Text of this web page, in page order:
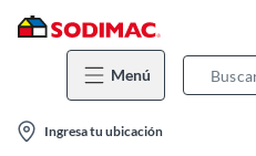
Menú
location-
icon
Ingresa tu ubicación